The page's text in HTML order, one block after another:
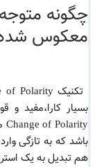
چگونه
معکوس
تکنیک Change of Polarity
بسیار کارا،مفید
Change of Polarity می تواند
باشد که به تازگی
هم تبدیل به یک